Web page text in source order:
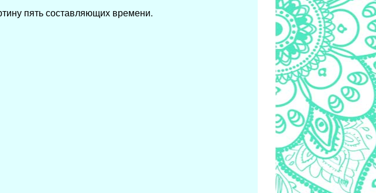
пять составляющих времени.